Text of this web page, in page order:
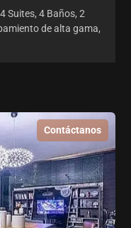
Suites, 4 Baños, 2
de alta gama,
Contáctanos